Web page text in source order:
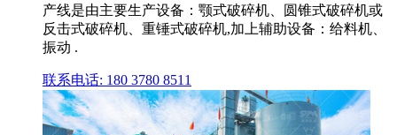
产线是由主要生产设备：颚式破碎机、圆锥式破碎机或
反击式破碎机、重锤式破碎机,加上辅助设备：给料机、
振动 .
联系电话: 180 3780 8511